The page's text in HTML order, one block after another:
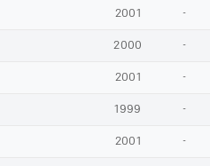
2001 -
2000 -
2001 -
1999 -
2001 -